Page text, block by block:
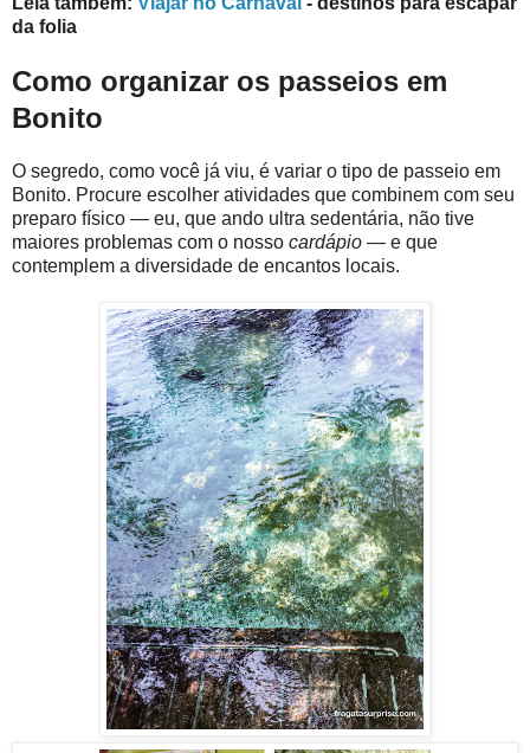
da folia
Como organizar os passeios em
Bonito
O segredo, como você já viu, é variar o tipo de passeio em
Bonito. Procure escolher atividades que combinem com seu
preparo físico — eu, que ando ultra sedentária, não tive
maiores problemas com o nosso cardápio — e que
contemplem a diversidade de encantos locais.